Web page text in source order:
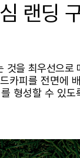
랜딩
을 최우선으로
카피를 전면에
형성할 수 있도